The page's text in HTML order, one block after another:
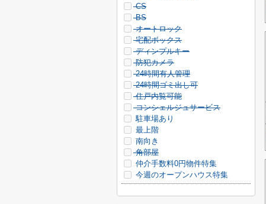
CS
BS
オートロック
宅配ボックス
ディンプルキー
防犯カメラ
24時間有人管理
24時間ゴミ出し可
住戸内覧可能
コンシェルジュサービス
駐車場あり
最上階
南向き
角部屋
仲介手数料0円物件特集
今週のオープンハウス特集